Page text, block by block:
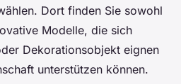
Dort finden Sie sowohl
Modelle, die sich
Dekorationsobjekt eignen
unterstützen können.